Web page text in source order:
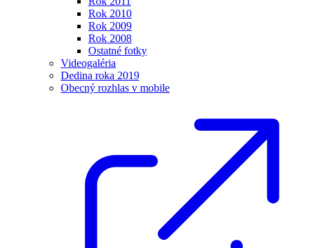
Rok 2010
Rok 2009
Rok 2008
Ostatné fotky
Videogaléria
Dedina roka 2019
Obecný rozhlas v mobile